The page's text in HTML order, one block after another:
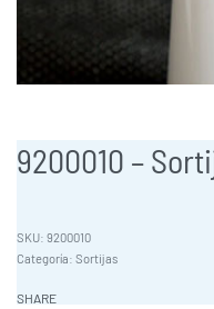
9200010 –
9200010
Categoría: Sortijas
SHARE